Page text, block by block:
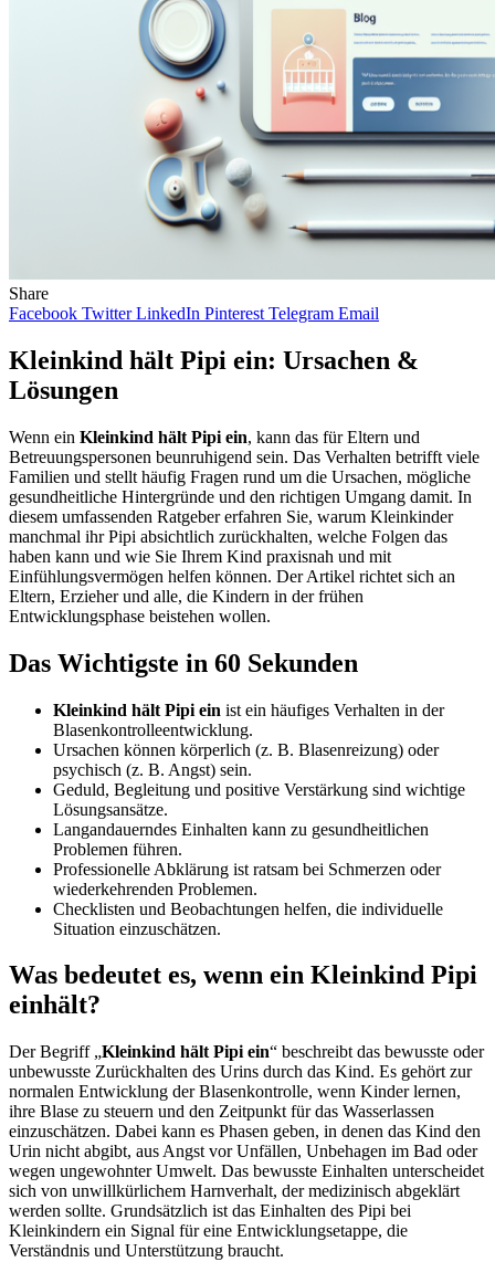
Share
Facebook Twitter LinkedIn Pinterest Telegram Email
Kleinkind hält Pipi ein: Ursachen &
Lösungen
Wenn ein Kleinkind hält Pipi ein, kann das für Eltern und
Betreuungspersonen beunruhigend sein. Das Verhalten betrifft viele
Familien und stellt häufig Fragen rund um die Ursachen, mögliche
gesundheitliche Hintergründe und den richtigen Umgang damit. In
diesem umfassenden Ratgeber erfahren Sie, warum Kleinkinder
manchmal ihr Pipi absichtlich zurückhalten, welche Folgen das
haben kann und wie Sie Ihrem Kind praxisnah und mit
Einfühlungsvermögen helfen können. Der Artikel richtet sich an
Eltern, Erzieher und alle, die Kindern in der frühen
Entwicklungsphase beistehen wollen.
Das Wichtigste in 60 Sekunden
Kleinkind hält Pipi ein ist ein häufiges Verhalten in der
Blasenkontrolleentwicklung.
Ursachen können körperlich (z. B. Blasenreizung) oder
psychisch (z. B. Angst) sein.
Geduld, Begleitung und positive Verstärkung sind wichtige
Lösungsansätze.
Langandauerndes Einhalten kann zu gesundheitlichen
Problemen führen.
Professionelle Abklärung ist ratsam bei Schmerzen oder
wiederkehrenden Problemen.
Checklisten und Beobachtungen helfen, die individuelle
Situation einzuschätzen.
Was bedeutet es, wenn ein Kleinkind Pipi
einhält?
Der Begriff „Kleinkind hält Pipi ein“ beschreibt das bewusste oder
unbewusste Zurückhalten des Urins durch das Kind. Es gehört zur
normalen Entwicklung der Blasenkontrolle, wenn Kinder lernen,
ihre Blase zu steuern und den Zeitpunkt für das Wasserlassen
einzuschätzen. Dabei kann es Phasen geben, in denen das Kind den
Urin nicht abgibt, aus Angst vor Unfällen, Unbehagen im Bad oder
wegen ungewohnter Umwelt. Das bewusste Einhalten unterscheidet
sich von unwillkürlichem Harnverhalt, der medizinisch abgeklärt
werden sollte. Grundsätzlich ist das Einhalten des Pipi bei
Kleinkindern ein Signal für eine Entwicklungsetappe, die
Verständnis und Unterstützung braucht.